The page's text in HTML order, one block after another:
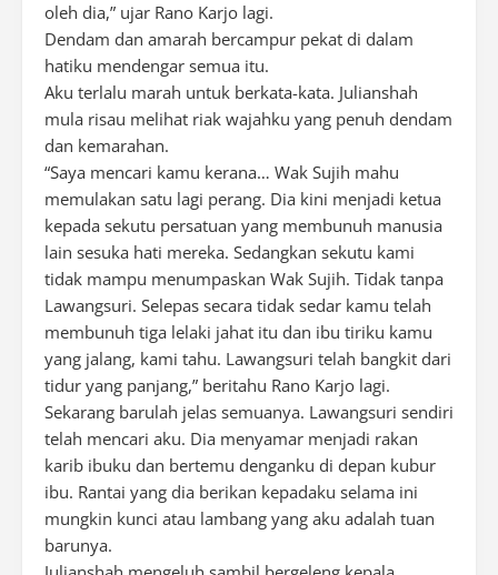
oleh dia,” ujar Rano Karjo lagi.
Dendam dan amarah bercampur pekat di dalam
hatiku mendengar semua itu.
Aku terlalu marah untuk berkata-kata. Julianshah
mula risau melihat riak wajahku yang penuh dendam
dan kemarahan.
“Saya mencari kamu kerana… Wak Sujih mahu
memulakan satu lagi perang. Dia kini menjadi ketua
kepada sekutu persatuan yang membunuh manusia
lain sesuka hati mereka. Sedangkan sekutu kami
tidak mampu menumpaskan Wak Sujih. Tidak tanpa
Lawangsuri. Selepas secara tidak sedar kamu telah
membunuh tiga lelaki jahat itu dan ibu tiriku kamu
yang jalang, kami tahu. Lawangsuri telah bangkit dari
tidur yang panjang,” beritahu Rano Karjo lagi.
Sekarang barulah jelas semuanya. Lawangsuri sendiri
telah mencari aku. Dia menyamar menjadi rakan
karib ibuku dan bertemu denganku di depan kubur
ibu. Rantai yang dia berikan kepadaku selama ini
mungkin kunci atau lambang yang aku adalah tuan
barunya.